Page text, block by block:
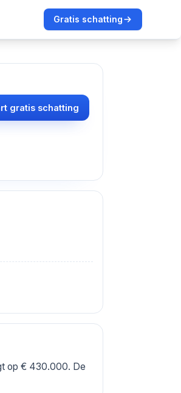
Gratis schatting
gratis schatting
op € 430.000. De